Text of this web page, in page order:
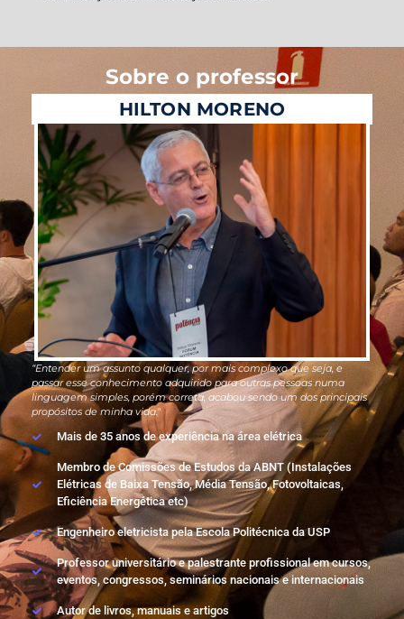
Sobre o professor
HILTON MORENO
“Entender um assunto qualquer, por mais complexo que seja, e
passar esse conhecimento adquirido para outras pessoas numa
linguagem simples, porém correta, acabou sendo um dos principais
propósitos de minha vida."
Mais de 35 anos de experiência na área elétrica
Membro de Comissões de Estudos da ABNT (Instalações
Elétricas de Baixa Tensão, Média Tensão, Fotovoltaicas,
Eficiência Energética etc)
Engenheiro eletricista pela Escola Politécnica da USP
Professor universitário e palestrante profissional em cursos,
eventos, congressos, seminários nacionais e internacionais
Autor de livros, manuais e artigos